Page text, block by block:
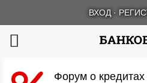
ВХОД ·
Форум о кредитах